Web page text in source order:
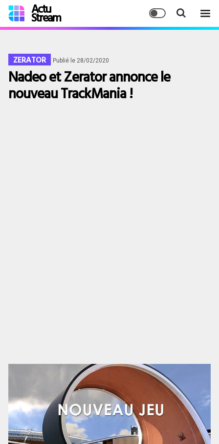
Actu
Stream
ZERATOR Publié le 28/02/2020
Nadeo et Zerator annonce le
nouveau TrackMania !